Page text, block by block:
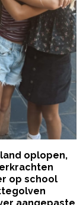
oplopen,
op school
aangepaste